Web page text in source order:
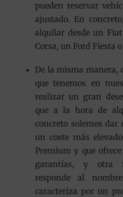
pueden reservar
ajustado. En
alquilar desde un
Corsa, un Ford Fiesta
De la misma manera,
que tenemos en
realizar un gran
que a la hora de
concreto solemos dar
un coste más
Premium y que
garantías, y otra
responde al
caracteriza por un